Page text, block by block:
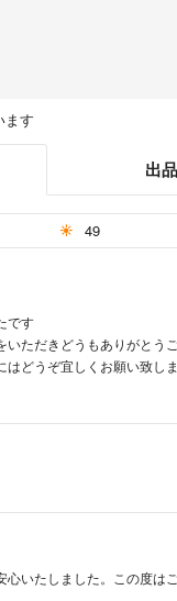
ます
出
49
です
いただきどうもありがとう
はどうぞ宜しくお願い致し
いたしました。この度は